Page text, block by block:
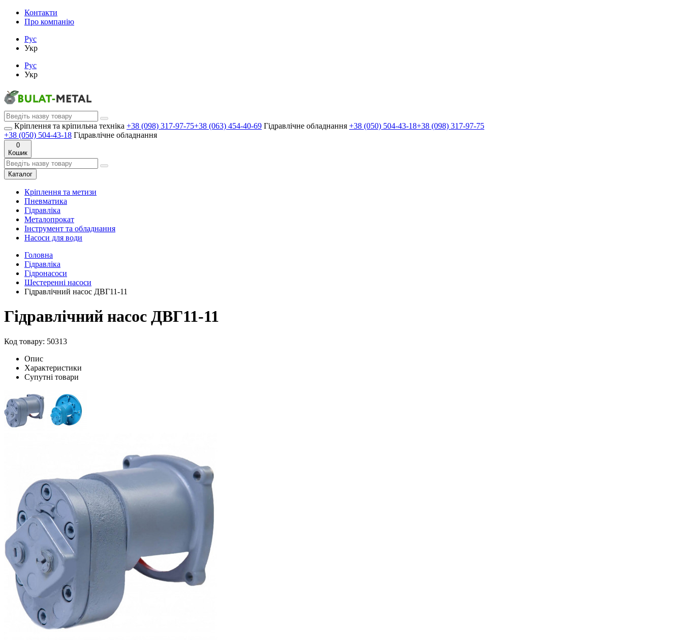
Контакти
Про компанію
Рус
Укр
Рус
Укр
Кріплення та кріпильна техніка +38 (098) 317-97-75+38 (063) 454-40-69 Гідравлічне обладнання +38 (050) 504-43-18+38 (098) 317-97-75
+38 (050) 504-43-18 Гідравлічне обладнання
0
Кошик
Каталог
Кріплення та метизи
Пневматика
Гідравліка
Металопрокат
Інструмент та обладнання
Насоси для води
Головна
Гідравліка
Гідронасоси
Шестеренні насоси
Гідравлічний насос ДВГ11-11
Гідравлічний насос ДВГ11-11
Код товару: 50313
Опис
Характеристики
Супутні товари